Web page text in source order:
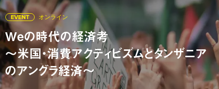
EVENT オンライン
Weの時代の経済考
〜米国・消費アクティビズムとタンザニア
のアングラ経済〜